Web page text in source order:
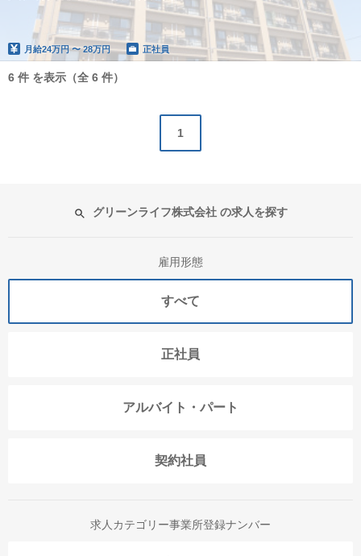
月給24万円 〜 28万円 正社員
6 件 を表示（全 6 件）
1
グリーンライフ株式会社 の求人を探す
雇用形態
すべて
正社員
アルバイト・パート
契約社員
求人カテゴリー事業所登録ナンバー